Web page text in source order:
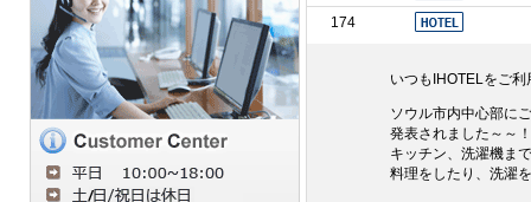
174
いつもIHOTELをご
ソウル市内中心部に
発表されました～～！
キッチン、洗濯機ま
料理をしたり、洗濯